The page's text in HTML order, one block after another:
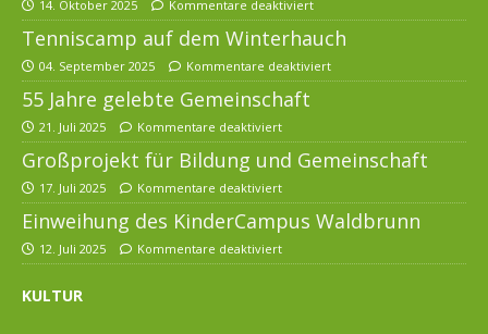
14. Oktober 2025 Kommentare deaktiviert
Tenniscamp auf dem Winterhauch
04. September 2025 Kommentare deaktiviert
55 Jahre gelebte Gemeinschaft
21. Juli 2025 Kommentare deaktiviert
Großprojekt für Bildung und Gemeinschaft
17. Juli 2025 Kommentare deaktiviert
Einweihung des KinderCampus Waldbrunn
12. Juli 2025 Kommentare deaktiviert
KULTUR